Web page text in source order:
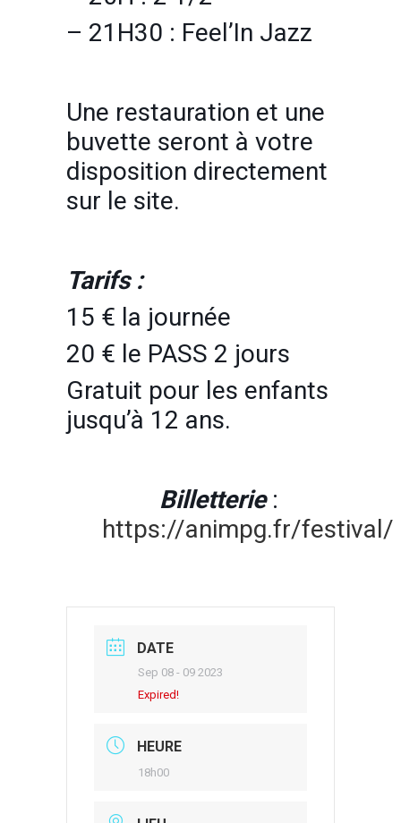
– 21H30 : Feel’In Jazz
Une restauration et une
buvette seront à votre
disposition directement
sur le site.
Tarifs :
15 € la journée
20 € le PASS 2 jours
Gratuit pour les enfants
jusqu’à 12 ans.
Billetterie:
https://animpg.fr/festival/
DATE
Sep 08 - 09 2023
Expired!
HEURE
18h00